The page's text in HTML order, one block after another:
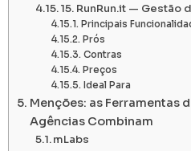
15. RunRun.it — Gestão
Principais
Prós
Contras
Preços
Ideal Para
Menções: as Ferramentas
Agências Combinam
mLabs